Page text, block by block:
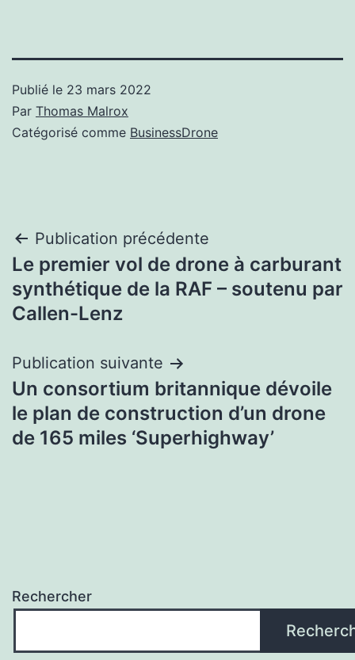
Publié le 23 mars 2022
Par Thomas Malrox
Catégorisé comme BusinessDrone
Navigation
de
l’article
Publication précédente
Le premier vol de drone à carburant
synthétique de la RAF – soutenu par
Callen-Lenz
Publication suivante
Un consortium britannique dévoile
le plan de construction d’un drone
de 165 miles ‘Superhighway’
Rechercher